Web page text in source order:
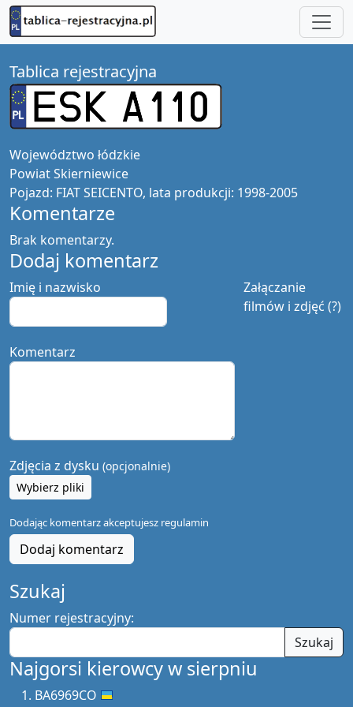
Tablica rejestracyjna
Województwo łódzkie
PowiatSkierniewice
Pojazd: FIAT SEICENTO, lata produkcji: 1998-2005
Komentarze
Brak komentarzy.
Dodaj komentarz
Załączanie
filmów i zdjęć (?)
Imię i nazwisko
Komentarz
Zdjęcia z dysku (opcjonalnie)
Wybierz pliki
Dodając komentarz akceptujesz regulamin
Dodaj komentarz
Szukaj
Numer rejestracyjny:
Szukaj
Najgorsi kierowcy w sierpniu
BA6969CO